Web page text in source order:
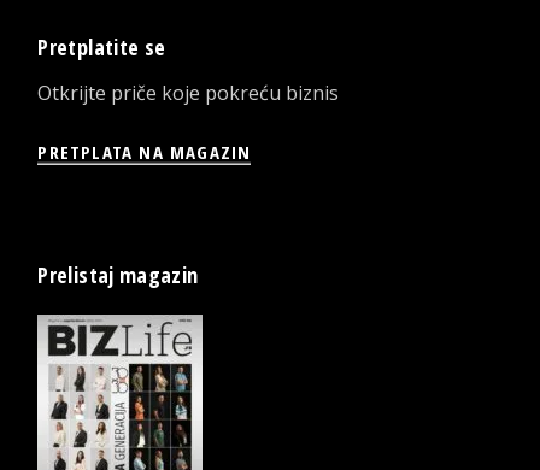
Pretplatite se
Otkrijte priče koje pokreću biznis
PRETPLATA NA MAGAZIN
Prelistaj magazin